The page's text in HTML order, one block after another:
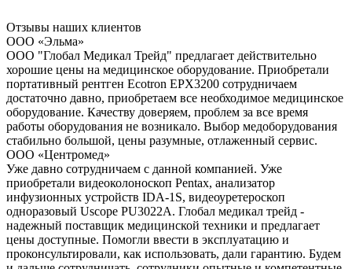
Отзывы наших клиентов
ООО «Эльма»
ООО "Глобал Медикал Трейд" предлагает действительно
хорошие цены на медицинское оборудование. Приобретали
портативный рентген Ecotron EPX3200 сотрудничаем
достаточно давно, приобретаем все необходимое медицинское
оборудование. Качеству доверяем, проблем за все время
работы оборудования не возникало. Выбор медоборудования
стабильно большой, цены разумные, отлаженный сервис.
ООО «Центромед»
Уже давно сотрудничаем с данной компанией. Уже
приобретали видеоколоноскоп Pentax, анализатор
инфузионных устройств IDA-1S, видеоуретероскоп
одноразовый Uscope PU3022A. Глобал медикал трейд -
надежный поставщик медицинской техники и предлагает
цены доступные. Помогли ввести в эксплуатацию и
проконсультировали, как использовать, дали гарантию. Будем